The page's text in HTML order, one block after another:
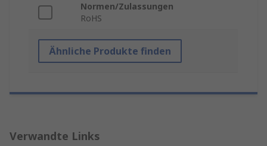
Normen/Zulassungen
RoHS
Ähnliche Produkte finden
Verwandte Links